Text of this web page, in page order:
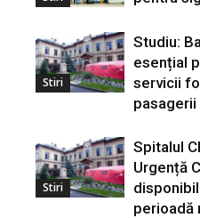
Stiri
Studiu:
esențial
servicii
pasagerii
Stiri
Spitalul
Urgență
perioadă